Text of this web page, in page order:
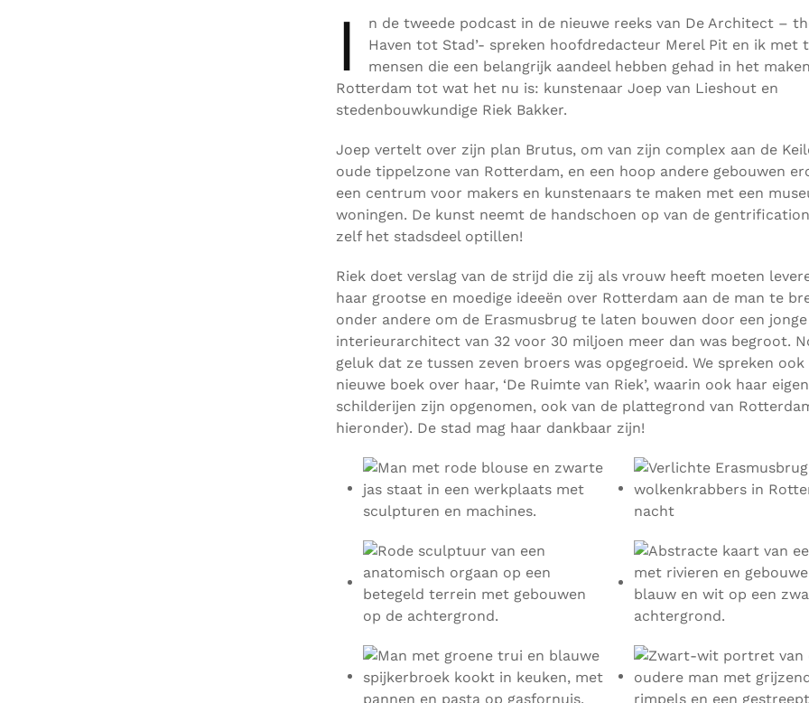
I
n de tweede podcast in de nieuwe reeks van De Architect –
Haven tot Stad’- spreken hoofdredacteur Merel Pit en ik met
mensen die een belangrijk aandeel hebben gehad in het
Rotterdam tot wat het nu is: kunstenaar Joep van Lieshout en
stedenbouwkundige Riek Bakker.
Joep vertelt over zijn plan Brutus, om van zijn complex aan de
oude tippelzone van Rotterdam, en een hoop andere gebouwen
een centrum voor makers en kunstenaars te maken met een
woningen. De kunst neemt de handschoen op van de
zelf het stadsdeel optillen!
Riek doet verslag van de strijd die zij als vrouw heeft moeten
haar grootse en moedige ideeën over Rotterdam aan de man te
onder andere om de Erasmusbrug te laten bouwen door een jonge
interieurarchitect van 32 voor 30 miljoen meer dan was begroot.
geluk dat ze tussen zeven broers was opgegroeid. We spreken
nieuwe boek over haar, ‘De Ruimte van Riek’, waarin ook haar eigen
schilderijen zijn opgenomen, ook van de plattegrond van
hieronder). De stad mag haar dankbaar zijn!